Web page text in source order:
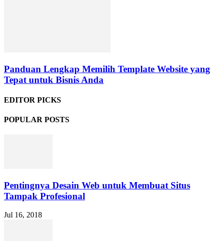
Panduan Lengkap Memilih Template Website yang
Tepat untuk Bisnis Anda
EDITOR PICKS
POPULAR POSTS
Pentingnya Desain Web untuk Membuat Situs
Tampak Profesional
Jul 16, 2018